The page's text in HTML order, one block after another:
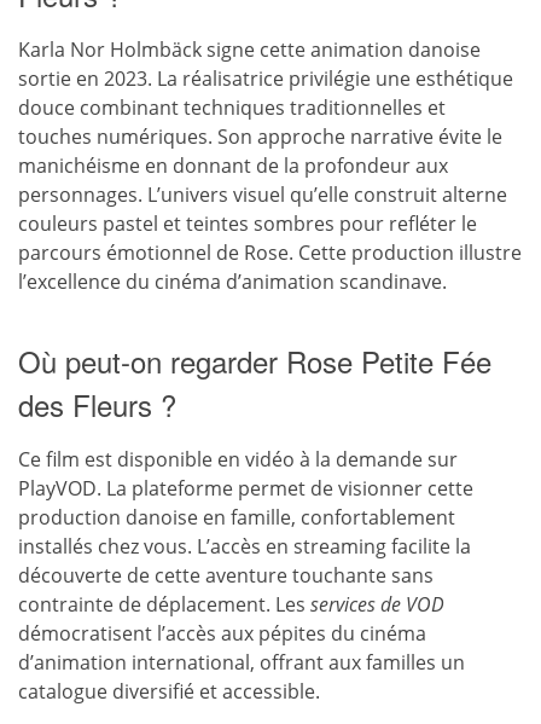
Karla Nor Holmbäck signe cette animation danoise
sortie en 2023. La réalisatrice privilégie une esthétique
douce combinant techniques traditionnelles et
touches numériques. Son approche narrative évite le
manichéisme en donnant de la profondeur aux
personnages. L’univers visuel qu’elle construit alterne
couleurs pastel et teintes sombres pour refléter le
parcours émotionnel de Rose. Cette production illustre
l’excellence du cinéma d’animation scandinave.
Où peut-on regarder Rose Petite Fée
des Fleurs ?
Ce film est disponible en vidéo à la demande sur
PlayVOD. La plateforme permet de visionner cette
production danoise en famille, confortablement
installés chez vous. L’accès en streaming facilite la
découverte de cette aventure touchante sans
contrainte de déplacement. Les services de VOD
démocratisent l’accès aux pépites du cinéma
d’animation international, offrant aux familles un
catalogue diversifié et accessible.